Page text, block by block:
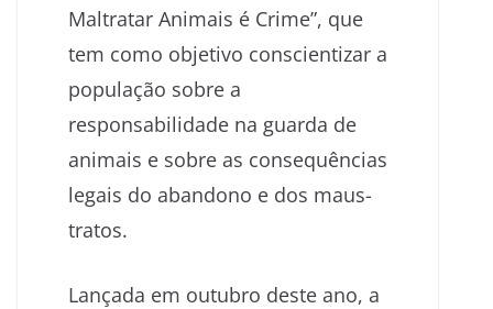
Maltratar Animais é Crime”, que
tem como objetivo conscientizar a
população sobre a
responsabilidade na guarda de
animais e sobre as consequências
legais do abandono e dos maus-
tratos.
Lançada em outubro deste ano, a